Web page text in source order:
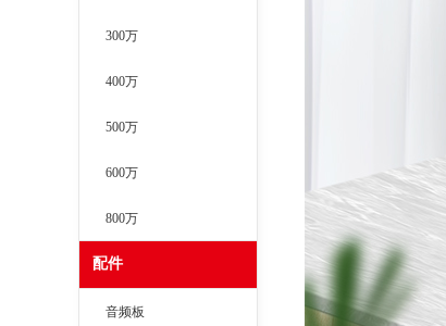
300万
400万
500万
600万
800万
配件
音频板